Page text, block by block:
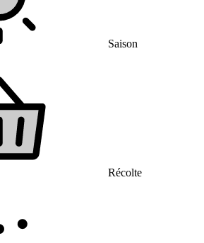
Saison
Récolte